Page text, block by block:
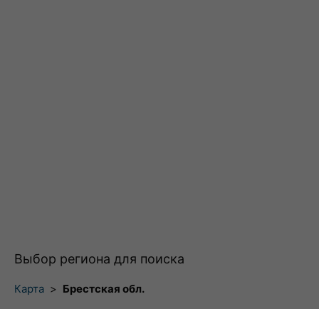
Выбор региона для поиска
Карта > Брестская обл.